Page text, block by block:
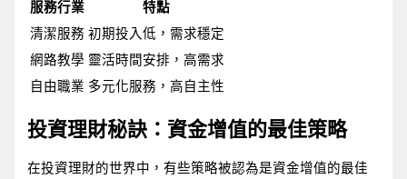
服務行業
特點
清潔服務 初期投入低，需求穩定
網路教學 靈活時間安排，高需求
自由職業 多元化服務，高自主性
投資理財秘訣：資金增值的最佳策略
在投資理財的世界中，有些策略被認為是資金增值的最佳